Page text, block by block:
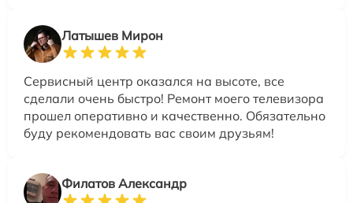
Латышев Мирон
Сервисный центр оказался на высоте, все
сделали очень быстро! Ремонт моего телевизора
прошел оперативно и качественно. Обязательно
буду рекомендовать вас своим друзьям!
Филатов Александр